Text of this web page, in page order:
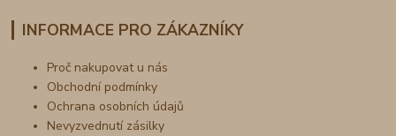
INFORMACE PRO ZÁKAZNÍKY
Proč nakupovat u nás
Obchodní podmínky
Ochrana osobních údajů
Nevyzvednutí zásilky